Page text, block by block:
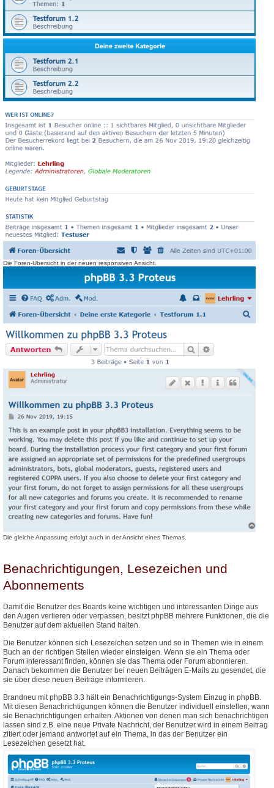
Die Foren-Übersicht in der neuen responsiven Ansicht.
Die gleiche Anpassung erfolgt auch in der Ansicht eines Themas.
Benachrichtigungen, Lesezeichen und
Abonnements
Damit die Benutzer des Boards keine wichtigen und interessanten Dinge aus
den Augen verlieren oder verpassen, besitzt phpBB mehrere Funktionen, die die
Benutzer auf dem aktuellen Stand halten.
Die Benutzer können sich Lesezeichen setzen und so in Themen wie in einem
Buch an der richtigen Stellen wieder einsteigen. Wenn sie ein Thema oder
Forum interessant finden, können sie das Thema oder Forum abonnieren.
Danach bekommen die Benutzer bei neuen Beiträgen E-Mails zu gesendet, die
sie über diese neuen Beiträge informieren.
Brandneu mit phpBB 3.3 hält ein Benachrichtigungs-System Einzug in phpBB.
Mit diesen Benachrichtigungen können die Benutzer individuell einstellen, wann
sie Benachrichtigungen erhalten. Aktionen von denen man sich benachrichtigen
lassen sind z.B. eine neue Private Nachricht, der Benutzer wird in einem Beitrag
zitiert oder jemand antwortet auf ein Thema, in das der Benutzer ein
Lesezeichen gesetzt hat.